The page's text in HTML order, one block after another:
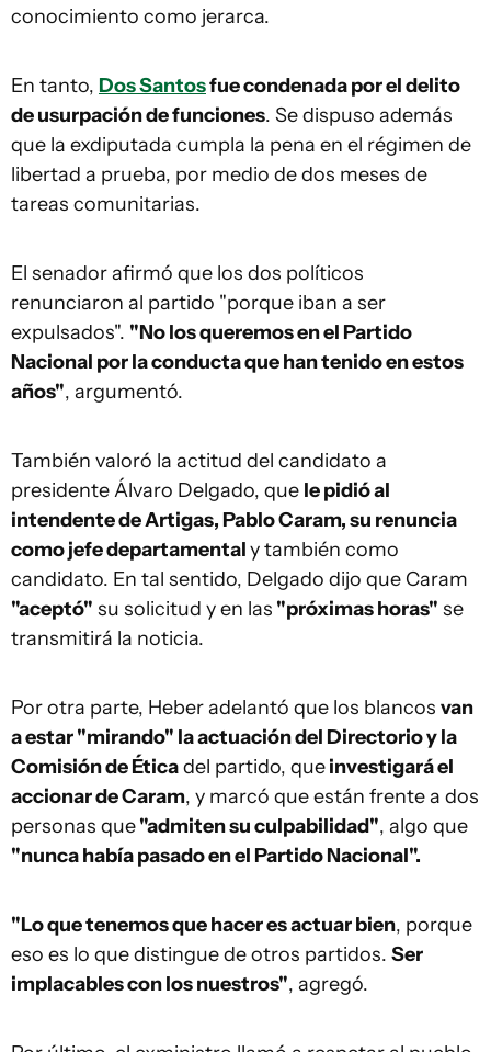
conocimiento como jerarca.
En tanto, Dos Santosfue condenada por el delito
de usurpación de funciones. Se dispuso además
que la exdiputada cumpla la pena en el régimen de
libertad a prueba, por medio de dos meses de
tareas comunitarias.
El senador afirmó que los dos políticos
renunciaron al partido "porque iban a ser
expulsados". "No los queremos en el Partido
Nacional por la conducta que han tenido en estos
años", argumentó.
También valoró la actitud del candidato a
presidente Álvaro Delgado, que le pidió al
intendente de Artigas, Pablo Caram, su renuncia
como jefe departamentaly también como
candidato. En tal sentido, Delgado dijo que Caram
"aceptó" su solicitud y en las "próximas horas" se
transmitirá la noticia.
Por otra parte, Heber adelantó que los blancos van
a estar "mirando" la actuación del Directorio y la
Comisión de Éticadel partido, queinvestigará el
accionar de Caram, y marcó que están frente a dos
personas que"admiten su culpabilidad", algo que
"nunca había pasado en el Partido Nacional".
"Lo que tenemos que hacer es actuar bien, porque
eso es lo que distingue de otros partidos. Ser
implacables con los nuestros", agregó.